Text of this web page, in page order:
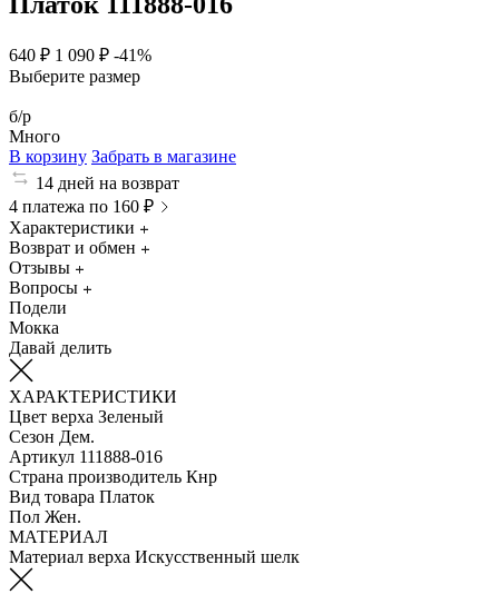
640 ₽ 1 090 ₽ -41%
Выберите размер
б/р
Много
В корзину Забрать в магазине
14 дней на возврат
4 платежа по 160 ₽
Характеристики
Возврат и обмен
Отзывы
Вопросы
Подели
Мокка
Давай делить
ХАРАКТЕРИСТИКИ
Цвет верха Зеленый
Сезон Дем.
Артикул 111888-016
Страна производитель Кнр
Вид товара Платок
Пол Жен.
МАТЕРИАЛ
Материал верха Искусственный шелк